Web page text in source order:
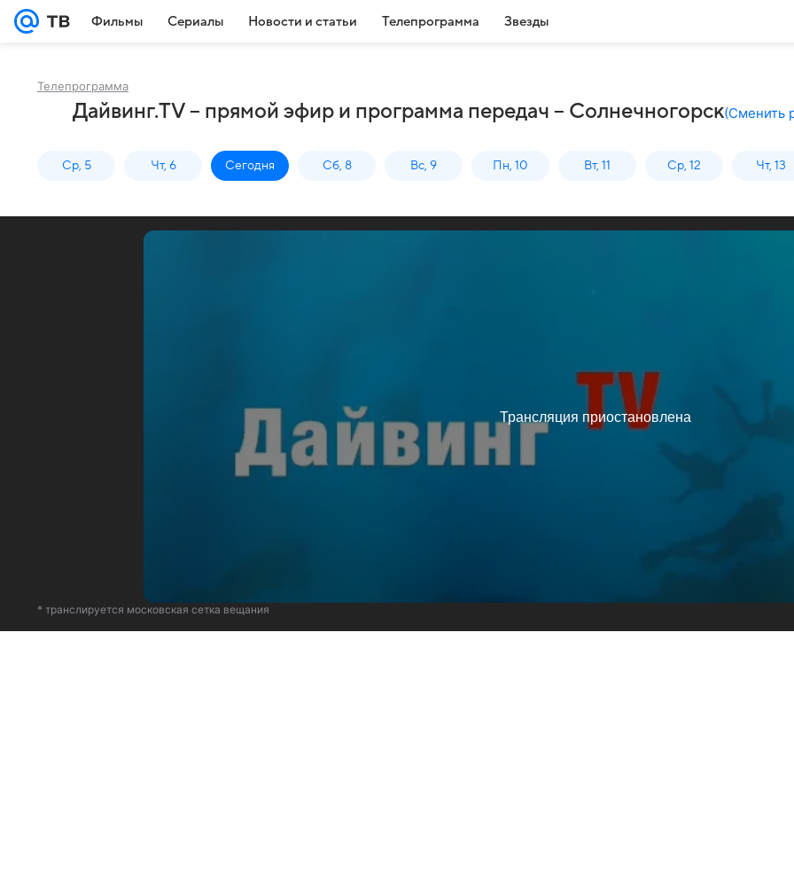
Фильмы Сериалы Новости и статьи Телепрограмма Звезды
Телепрограмма
Дайвинг.TV – прямой эфир и программа передач – Солнечногорск(Сменить
Ср, 5 Чт, 6 Сегодня Сб, 8 Вс, 9 Пн, 10 Вт, 11 Ср, 12 Чт, 13
* транслируется московская сетка вещания